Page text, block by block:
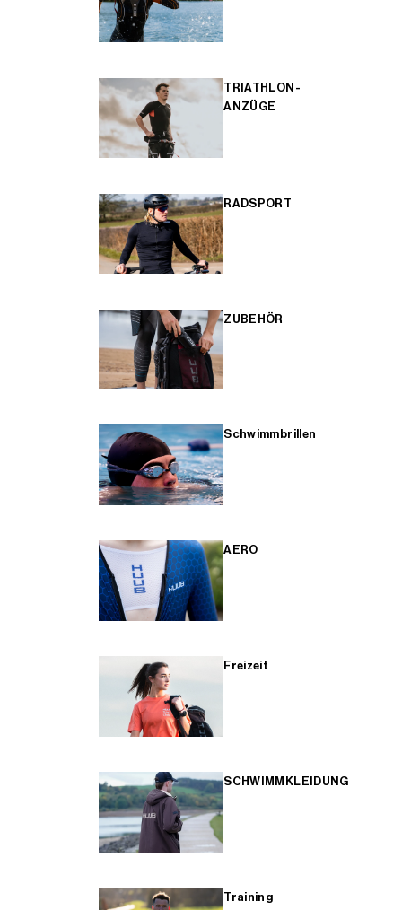
TRIATHLON-
ANZÜGE
RADSPORT
ZUBEHÖR
Schwimmbrillen
AERO
Freizeit
SCHWIMMKLEIDUNG
Training